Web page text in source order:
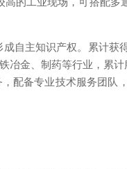
自主知识产权。累计获
金、制药等行业，累
配备专业技术服务团队